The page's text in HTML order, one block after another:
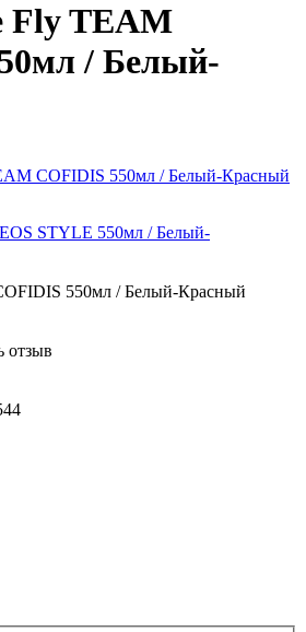
Fly TEAM
/ Белый-
COFIDIS 550мл / Белый-Красный
STYLE 550мл / Белый-
550мл / Белый-Красный
отзыв